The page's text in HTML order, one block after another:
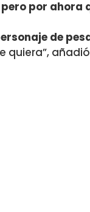
por ahora
de
quiera”,